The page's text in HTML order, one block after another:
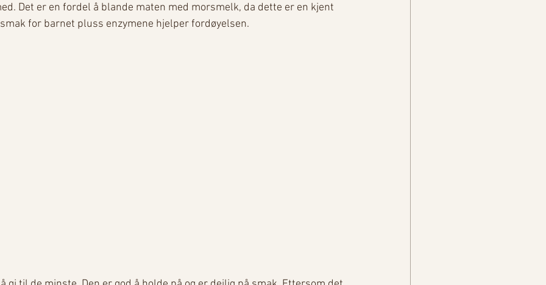
Det er en fordel å blande maten med morsmelk, da dette er en kjent
smak for barnet pluss enzymene hjelper fordøyelsen.